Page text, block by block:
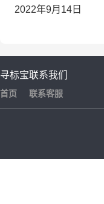
2022年9月14日
寻标宝
首页
联系我们
联系客服